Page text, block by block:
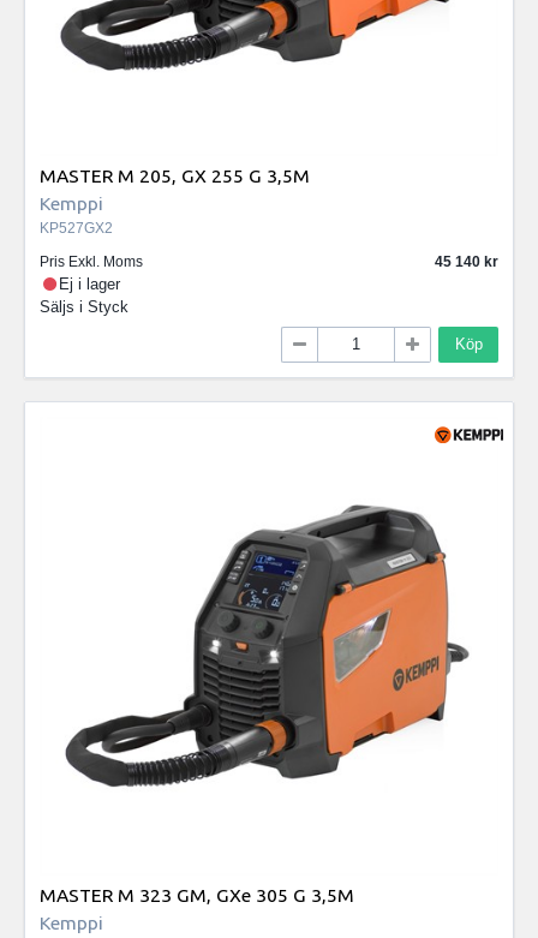
MASTER M 205, GX 255 G 3,5M
Kemppi
KP527GX2
Pris Exkl. Moms
45 140
Ej i lager
Säljs i Styck
Köp
MASTER M 323 GM, GXe 305 G 3,5M
Kemppi